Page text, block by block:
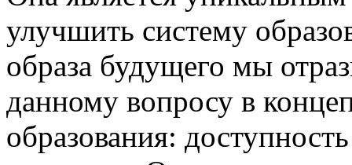
улучшить систему
образа будущего мы
данному вопросу в
образования: